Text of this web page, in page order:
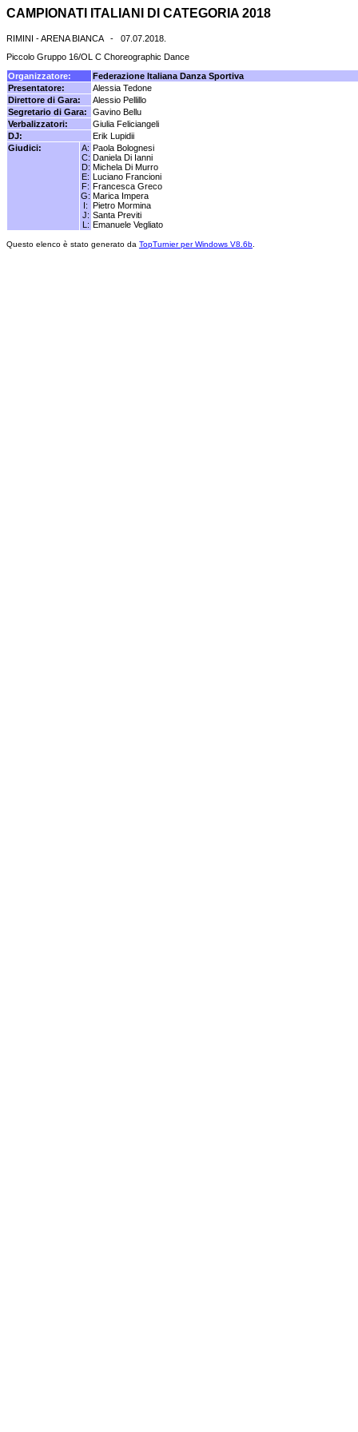
CAMPIONATI ITALIANI DI CATEGORIA 2018
RIMINI - ARENA BIANCA - 07.07.2018.
Piccolo Gruppo 16/OL C Choreographic Dance
Organizzatore:
Federazione Italiana Danza Sportiva
Presentatore:
Alessia Tedone
Direttore di Gara:
Alessio Pellillo
Segretario di Gara:
Gavino Bellu
Verbalizzatori:
Giulia Feliciangeli
DJ:
Erik Lupidii
Giudici:
A:
C:
D:
E:
F:
G:
I:
J:
L:
Paola Bolognesi
Daniela Di Ianni
Michela Di Murro
Luciano Francioni
Francesca Greco
Marica Impera
Pietro Mormina
Santa Previti
Emanuele Vegliato
Questo elenco è stato generato da TopTurnier per Windows V8.6b